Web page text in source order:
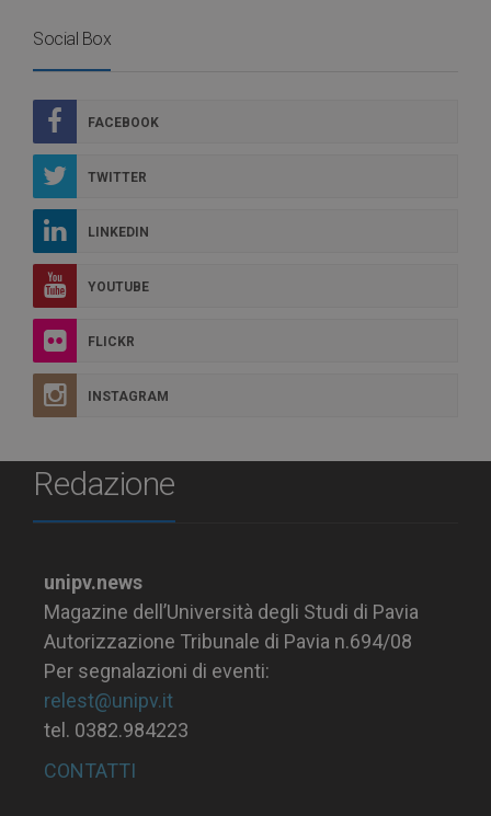
Social Box
FACEBOOK
TWITTER
LINKEDIN
YOUTUBE
FLICKR
INSTAGRAM
Redazione
unipv.news
Magazine dell’Università degli Studi di Pavia
Autorizzazione Tribunale di Pavia n.694/08
Per segnalazioni di eventi:
relest@unipv.it
tel. 0382.984223
CONTATTI